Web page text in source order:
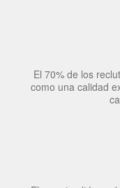
El 70% de los
como una calidad
El uso simultáneo